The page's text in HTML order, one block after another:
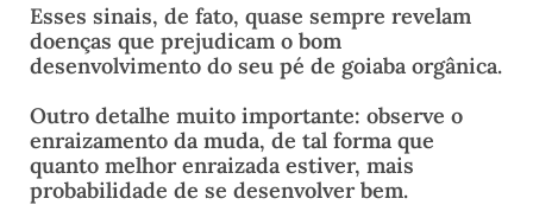
Esses sinais, de fato, quase sempre revelam
doenças que prejudicam o bom
desenvolvimento do seu pé de goiaba orgânica.
Outro detalhe muito importante: observe o
enraizamento da muda, de tal forma que
quanto melhor enraizada estiver, mais
probabilidade de se desenvolver bem.